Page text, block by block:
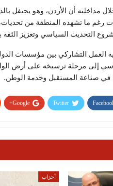
مداخلته أن الأردن، وهو يحتفل
رغم ما تشهده المنطقة من
التحديث السياسي وتعزيز الثقة
العمل التشاركي بين مؤسسات
إلى مرحلة ترسيخه على أرض
في صناعة المستقبل وخدمة الوطن.
Twitter
Google+
أحزاب